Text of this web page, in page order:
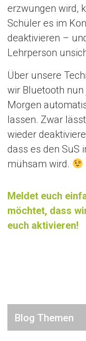
erzwungen wird,
Schüler es im
deaktivieren –
Lehrperson
Über unsere
wir Bluetooth
Morgen
lassen. Zwar
wieder
dass es den SuS
mühsam wird.
Meldet euch
möchtet, dass
euch aktivieren!
Blog Themen